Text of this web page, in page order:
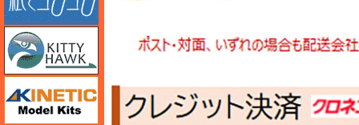
キティホーク
キネテック